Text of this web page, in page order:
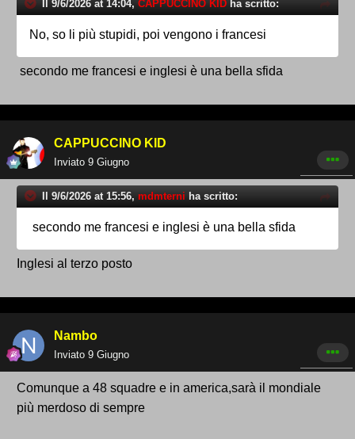
Il 9/6/2026 at 14:04, CAPPUCCINO KID ha scritto:
No, so li più stupidi, poi vengono i francesi
secondo me francesi e inglesi è una bella sfida
CAPPUCCINO KID
Inviato 9 Giugno
Il 9/6/2026 at 15:56, mdmterni ha scritto:
secondo me francesi e inglesi è una bella sfida
Inglesi al terzo posto
Nambo
Inviato 9 Giugno
Comunque a 48 squadre e in america,sarà il mondiale
più merdoso di sempre